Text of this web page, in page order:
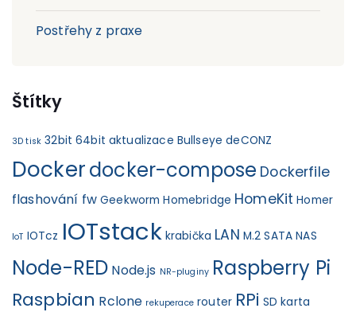
Postřehy z praxe
Štítky
3D tisk 32bit 64bit aktualizace Bullseye deCONZ
Dockerdocker-compose Dockerfile
flashování fw Geekworm Homebridge HomeKit Homer
IoT IOTcz IOTstack krabička LAN M.2 SATA NAS
Node-RED Node.js NR-pluginy Raspberry Pi
Raspbian Rclone rekuperace router RPi SD karta